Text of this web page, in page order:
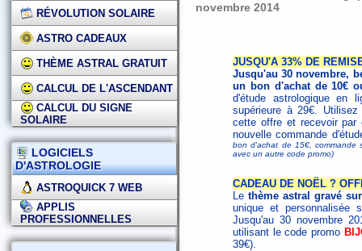
RÉVOLUTION SOLAIRE
ASTRO CADEAUX
THÈME ASTRAL GRATUIT
CALCUL DE L'ASCENDANT
CALCUL DU SIGNE
SOLAIRE
LOGICIELS
D'ASTROLOGIE
ASTROQUICK 7 WEB
APPLIS
PROFESSIONNELLES
novembre 2014
JUSQU'A 33% DE
Jusqu'au 30 novembre,
un bon d'achat de 10€
d'étude astrologique en
supérieure à 29€.
cette offre et recevoir par
nouvelle commande
bon d'achat de 15€, commande
avec un autre code promo)
CADEAU DE NOËL ?
Le thème astral gravé
unique et personnalisée
Jusqu'au 30 novembre
utilisant le code promo
39€).